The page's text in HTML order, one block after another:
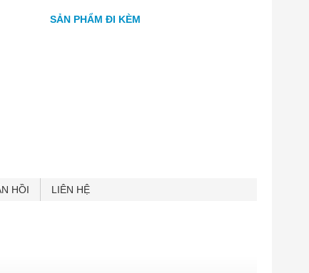
SẢN PHẨM ĐI KÈM
HỒI LIÊN HỆ